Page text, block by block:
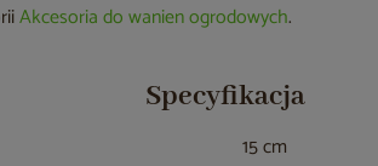
Akcesoria do wanien ogrodowych.
Specyfikacja
15 cm